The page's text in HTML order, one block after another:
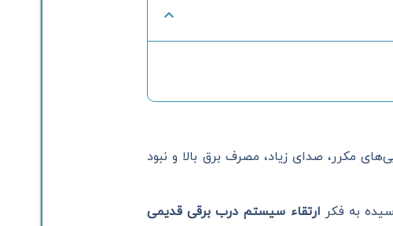
مثل خرابی‌های مکرر، صدای زیاد، مصرف برق بالا و نبود
به فکر ارتقاء سیستم درب برقی قدیمی